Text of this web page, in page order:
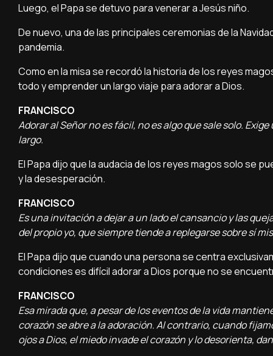
Luego, el Papa se detuvo para venerar a Jesús niño.
De nuevo, una de las principales ceremonias de la
pandemia.
Como en la misa se recordó la historia de los reyes
todo y emprender un largo viaje para adorar a Dios.
FRANCISCO
Adorar al Señor no es fácil, no es algo que sale solo.
largo.
El Papa dijo que la audacia de los reyes magos solo se
y la desesperación.
FRANCISCO
Es una invitación a dejar a un lado el cansancio y las
del propio yo, que siempre tiende a replegarse sobre sí
El Papa dijo que cuando una persona se centra
condiciones es difícil adorar a Dios porque no se
FRANCISCO
Esa mirada que, a pesar de los eventos de la vida
corazón se abre a la adoración. Al contrario, cuando
ojos a Dios, el miedo invade el corazón y lo desorienta,